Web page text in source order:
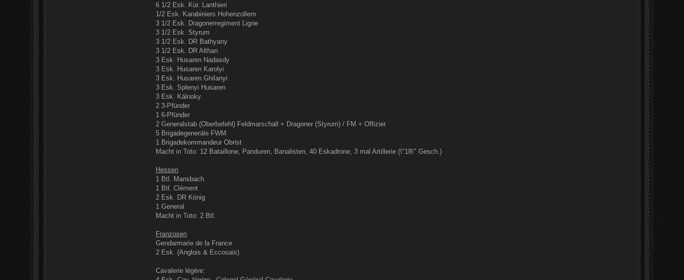
6 1/2 Esk. Kür. Lanthieri
1/2 Esk. Karabiniers Hohenzollern
3 1/2 Esk. Dragonerregiment Ligne
3 1/2 Esk. Styrum
3 1/2 Esk. DR Bathyany
3 1/2 Esk. DR Althan
3 Esk. Husaren Nadasdy
3 Esk. Husaren Karolyi
3 Esk. Husaren Ghilanyi
3 Esk. Splenyi Husaren
3 Esk. Kálnoky
2 3-Pfünder
1 6-Pfünder
2 Generalstab (Oberbefehl) Feldmarschall + Dragoner (Styrum) / FM + Offizier
5 Brigadegeneräle FWM
1 Brigadekommandeur Obrist
Macht in Toto: 12 Bataillone, Panduren, Banalisten, 40 Eskadrone, 3 mal Artillerie (\"18\" Gesch.)
Hessen
1 Btl. Mansbach
1 Btl. Clément
2 Esk. DR König
1 General
Macht in Toto: 2 Btl.
Franzosen
Gendarmarie de la France
2 Esk. (Anglois & Eccosais)
Cavalerie légère: